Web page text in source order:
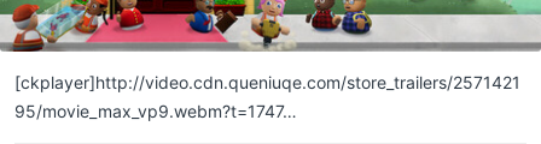
[ckplayer]http://video.cdn.queniuqe.com/store_trailers/2571421
95/movie_max_vp9.webm?t=1747…